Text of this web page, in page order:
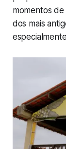
momentos
dos mais